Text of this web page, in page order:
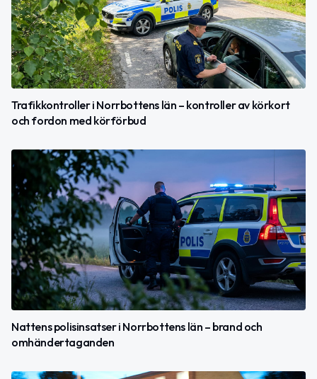
Trafikkontroller i Norrbottens län – kontroller av körkort
och fordon med körförbud
Nattens polisinsatser i Norrbottens län – brand och
omhändertaganden